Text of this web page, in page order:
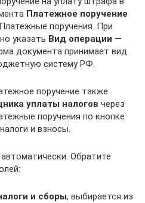
Платежное поручение
поручения. При
указать Вид операции —
документа принимает вид
систему РФ.
поручение также
уплаты налогов через
поручения по кнопке
и взносы.
Обратите
и сборы, выбирается из